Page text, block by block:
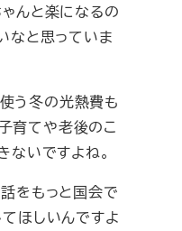
んと楽になるの
なと思っていま
う冬の光熱費も
育てや老後のこ
ないですよね。
をもっと国会で
ほしいんですよ